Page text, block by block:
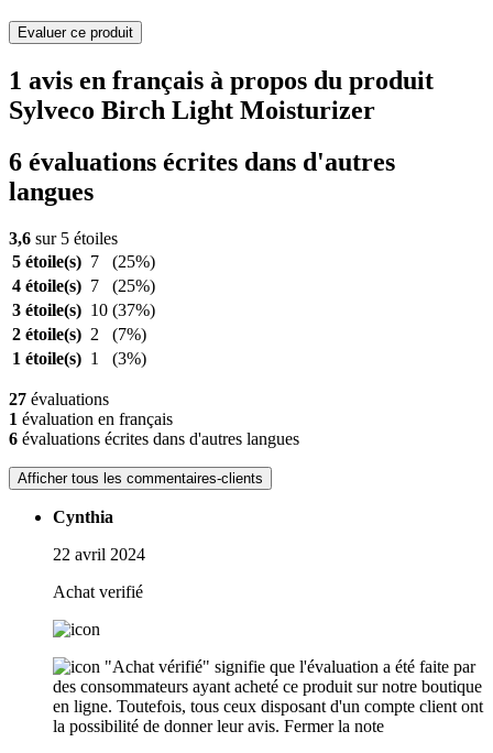
Evaluer ce produit
1 avis en français à propos du produit
Sylveco Birch Light Moisturizer
6 évaluations écrites dans d'autres
langues
3,6 sur 5 étoiles
5 étoile(s) 7
(25%)
4 étoile(s) 7
(25%)
3 étoile(s) 10 (37%)
2 étoile(s) 2
(7%)
1 étoile(s) 1 (3%)
27 évaluations
1 évaluation en français
6 évaluations écrites dans d'autres langues
Afficher tous les commentaires-clients
Cynthia
22 avril 2024
Achat verifié
"Achat vérifié" signifie que l'évaluation a été faite par
des consommateurs ayant acheté ce produit sur notre boutique
en ligne. Toutefois, tous ceux disposant d'un compte client ont
la possibilité de donner leur avis. Fermer la note